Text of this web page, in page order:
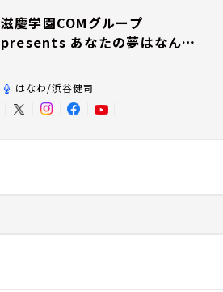
滋慶学園COMグループ
presents あなたの夢はなんで
はなわ/浜谷健司